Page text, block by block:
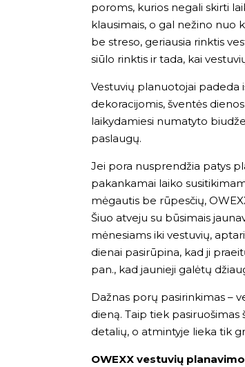
poroms, kurios negali skirti
klausimais, o gal nežino nuo
be streso, geriausia rinktis
siūlo rinktis ir tada, kai
Vestuvių planuotojai padeda
dekoracijomis, šventės
laikydamiesi numatyto
paslaugų.
Jei pora nusprendžia patys
pakankamai laiko
mėgautis be rūpesčių,
Šiuo atveju su būsimais
mėnesiams iki vestuvių,
dienai pasirūpina, kad ji
pan., kad jaunieji galėtų
Dažnas porų pasirinkimas –
dieną. Taip tiek
detalių, o atmintyje lieka tik
OWEXX vestuvių